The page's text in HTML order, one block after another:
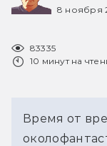
8 ноября
83335
10 минут на
Время от